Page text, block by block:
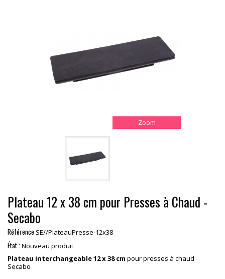
Zoom
Plateau 12 x 38 cm pour Presses à Chaud -
Secabo
Référence SE//PlateauPresse-12x38
État :Nouveau produit
Plateau interchangeable 12 x 38 cm pour presses à chaud
Secabo